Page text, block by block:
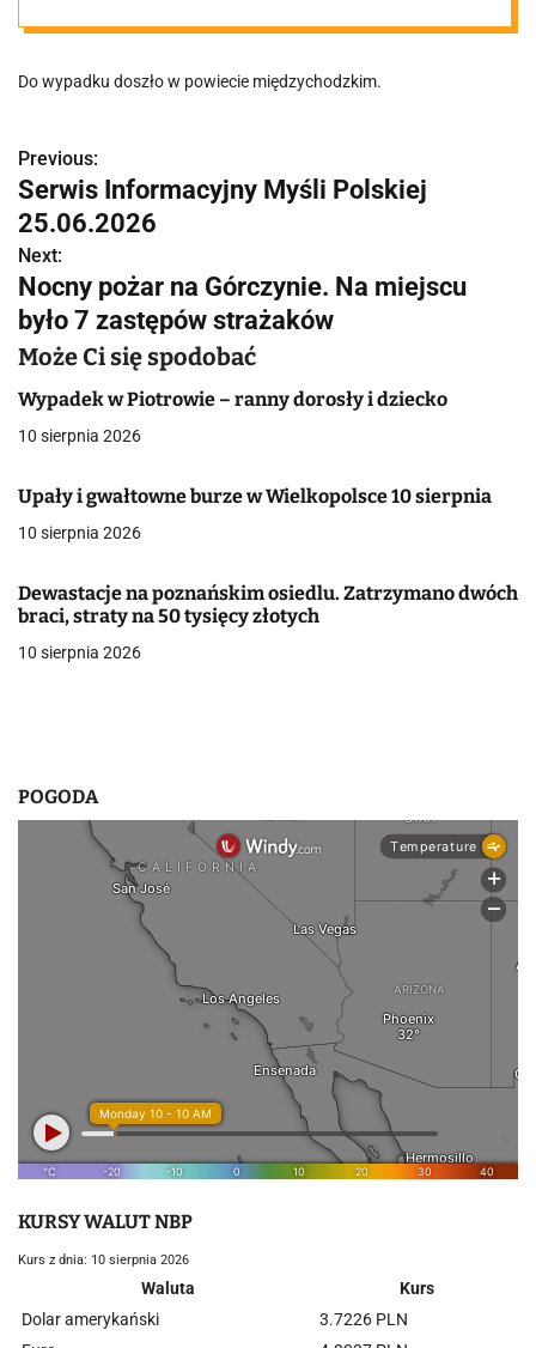
żyje kobieta
Do wypadku doszło w powiecie międzychodzkim.
N
a
w
i
g
a
c
j
a
p
i
Previous:
Serwis Informacyjny Myśli Polskiej
25.06.2026
Next:
Nocny pożar na Górczynie. Na miejscu
było 7 zastępów strażaków
Może Ci się spodobać
Wypadek w Piotrowie – ranny dorosły i dziecko
10 sierpnia 2026
Upały i gwałtowne burze w Wielkopolsce 10 sierpnia
10 sierpnia 2026
Dewastacje na poznańskim osiedlu. Zatrzymano dwóch
braci, straty na 50 tysięcy złotych
10 sierpnia 2026
POGODA
KURSY WALUT NBP
Kurs z dnia: 10 sierpnia 2026
Waluta
Kurs
Dolar amerykański
3.7226 PLN